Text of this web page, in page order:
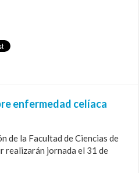
enfermedad celíaca
de la Facultad de Ciencias de
realizarán jornada el 31 de